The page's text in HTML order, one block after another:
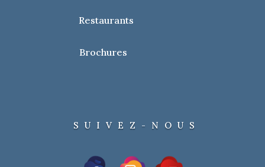
Restaurants
Brochures
SUIVEZ-NOUS